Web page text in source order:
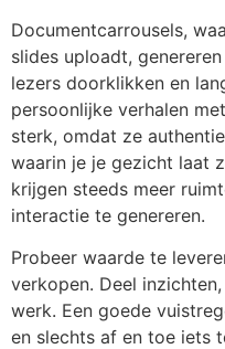
Documentcarrousels,
slides uploadt,
lezers doorklikken en
persoonlijke verhalen
sterk, omdat ze
waarin je je gezicht laat
krijgen steeds meer
interactie te genereren.
Probeer waarde te
verkopen. Deel
werk. Een goede
en slechts af en toe iets